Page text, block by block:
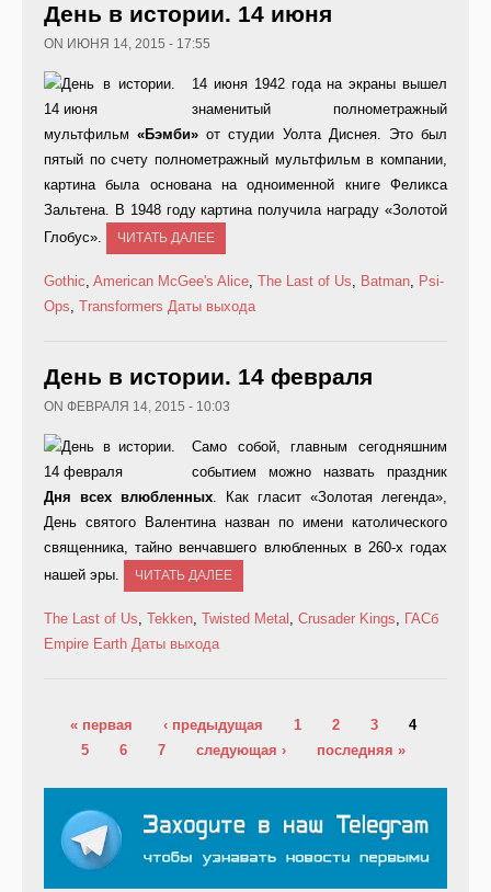
День в истории. 14 июня
ON ИЮНЯ 14, 2015 - 17:55
14 июня 1942 года на экраны вышел
знаменитый полнометражный
мультфильм«Бэмби»от студии Уолта Диснея. Это был
пятый по счету полнометражный мультфильм в компании,
картина была основана на одноименной книге Феликса
Зальтена. В 1948 году картина получила награду «Золотой
Глобус».
ЧИТАТЬ ДАЛЕЕ
Gothic, American McGee's Alice, The Last of Us, Batman, Psi-
Ops, Transformers Даты выхода
День в истории. 14 февраля
ON ФЕВРАЛЯ 14, 2015 - 10:03
Само собой, главным сегодняшним
событием можно назвать праздник
Дня всех влюбленных. Как гласит «Золотая легенда»,
День святого Валентина назван по имени католического
священника, тайно венчавшего влюбленных в 260-х годах
нашей эры.
ЧИТАТЬ ДАЛЕЕ
The Last of Us, Tekken, Twisted Metal , Crusader Kings, ГАСб
Empire Earth Даты выхода
« первая ‹ предыдущая 1 2 3
4
5
6 7 следующая › последняя »